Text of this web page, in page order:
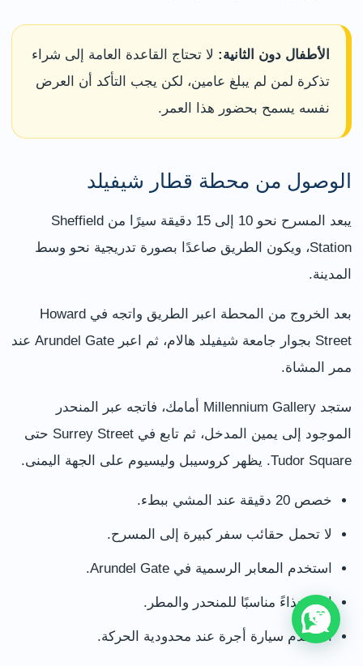
الأطفال دون الثانية: لا تحتاج القاعدة العامة إلى شراء
تذكرة لمن لم يبلغ عامين، لكن يجب التأكد أن العرض
نفسه يسمح بحضور هذا العمر.
الوصول من محطة قطار شيفيلد
يبعد المسرح نحو 10 إلى 15 دقيقة سيرًا من Sheffield
Station، ويكون الطريق صاعدًا بصورة تدريجية نحو وسط
المدينة.
بعد الخروج من المحطة اعبر الطريق واتجه في Howard
Street بجوار جامعة شيفيلد هالام، ثم اعبر Arundel Gate عند
ممر المشاة.
ستجد Millennium Gallery أمامك، فاتجه عبر المنحدر
الموجود إلى يمين المدخل، ثم تابع في Surrey Street حتى
Tudor Square. يظهر كروسيبل وليسيوم على الجهة اليمنى.
خصص 20 دقيقة عند المشي ببطء.
لا تحمل حقائب سفر كبيرة إلى المسرح.
استخدم المعابر الرسمية في Arundel Gate.
ارتد حذاءً مناسبًا للمنحدر والمطر.
استخدم سيارة أجرة عند محدودية الحركة.